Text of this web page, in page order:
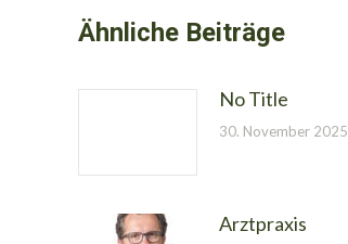
Ähnliche Beiträge
No Title
30. November 2025
Arztpraxis